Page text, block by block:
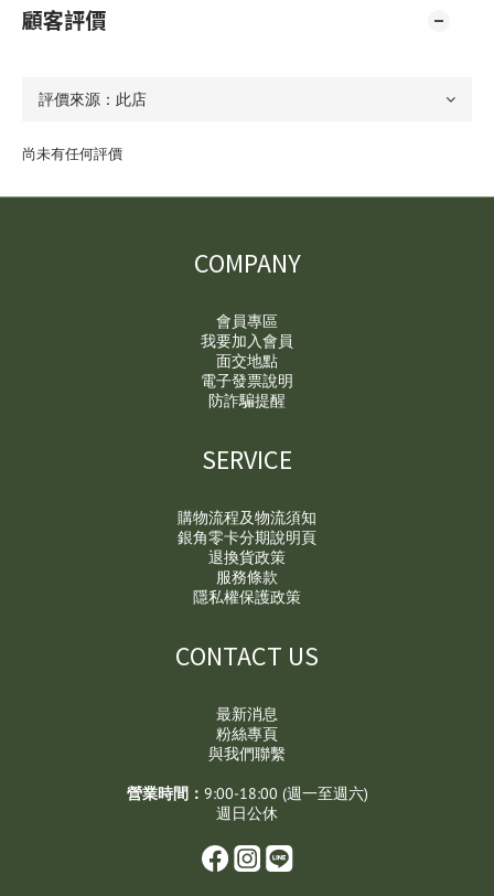
顧客評價
尚未有任何評價
COMPANY
會員專區
我要加入會員
面交地點
電子發票說明
防詐騙提醒
SERVICE
購物流程及物流須知
銀角零卡分期說明頁
退換貨政策
服務條款
隱私權保護政策
CONTACT US
最新消息
粉絲專頁
與我們聯繫
營業時間： 9:00-18:00 (週一至週六)
週日公休